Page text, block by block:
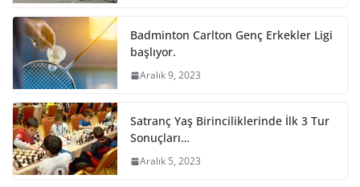
Badminton Carlton Genç Erkekler Ligi
başlıyor.
Aralık 9, 2023
Satranç Yaş Birinciliklerinde İlk 3 Tur
Sonuçları…
Aralık 5, 2023